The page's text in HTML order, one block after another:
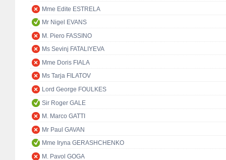
Mme Edite ESTRELA
Mr Nigel EVANS
M. Piero FASSINO
Ms Sevinj FATALIYEVA
Mme Doris FIALA
Ms Tarja FILATOV
Lord George FOULKES
Sir Roger GALE
M. Marco GATTI
Mr Paul GAVAN
Mme Iryna GERASHCHENKO
M. Pavol GOGA